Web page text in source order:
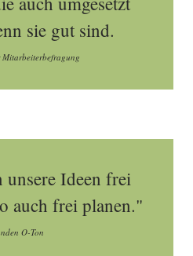
sie gut sind.
Mitarbeiterbefragung
Ideen frei
auch frei planen."
O-Ton